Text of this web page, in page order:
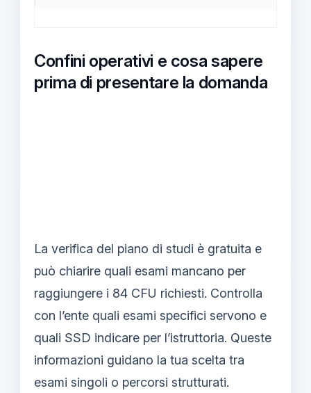
Confini operativi e cosa sapere
prima di presentare la domanda
La verifica del piano di studi è gratuita e
può chiarire quali esami mancano per
raggiungere i 84 CFU richiesti. Controlla
con l’ente quali esami specifici servono e
quali SSD indicare per l’istruttoria. Queste
informazioni guidano la tua scelta tra
esami singoli o percorsi strutturati.